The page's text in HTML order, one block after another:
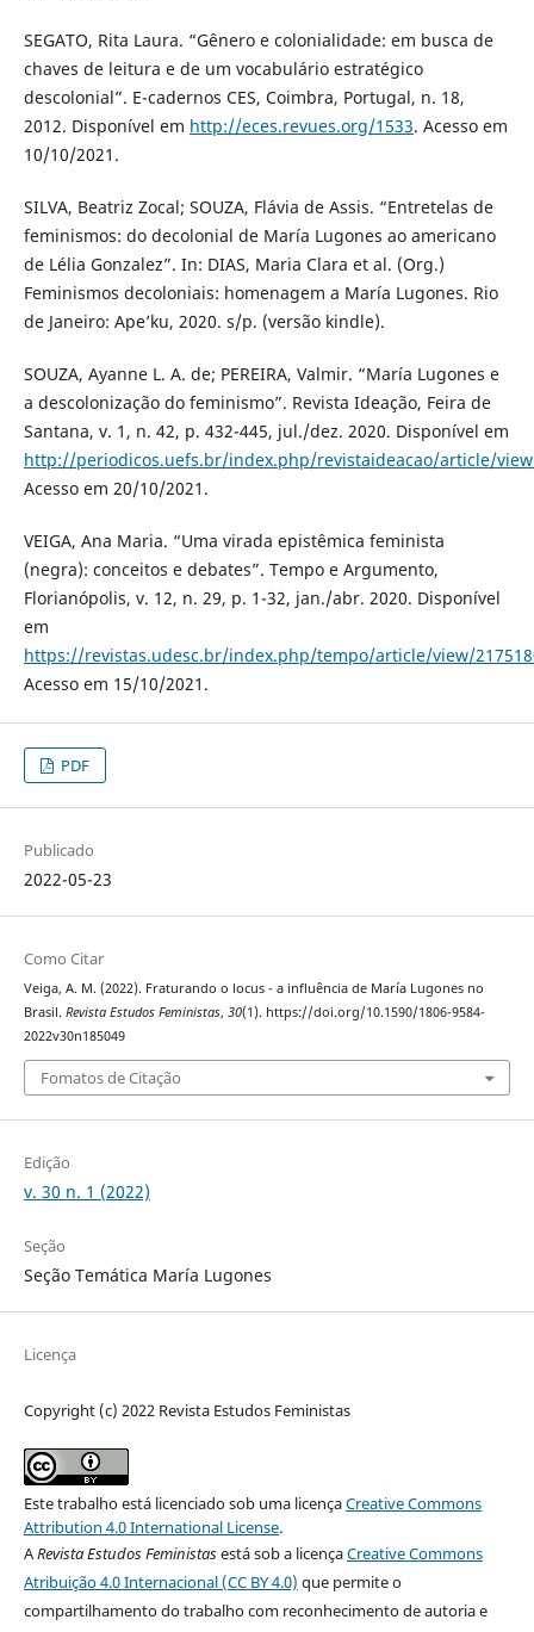
SEGATO, Rita Laura. “Gênero e colonialidade: em busca de
chaves de leitura e de um vocabulário estratégico
descolonial”. E-cadernos CES, Coimbra, Portugal, n. 18,
2012. Disponível em http://eces.revues.org/1533. Acesso em
10/10/2021.
SILVA, Beatriz Zocal; SOUZA, Flávia de Assis. “Entretelas de
feminismos: do decolonial de María Lugones ao americano
de Lélia Gonzalez”. In: DIAS, Maria Clara et al. (Org.)
Feminismos decoloniais: homenagem a María Lugones. Rio
de Janeiro: Ape’ku, 2020. s/p. (versão kindle).
SOUZA, Ayanne L. A. de; PEREIRA, Valmir. “María Lugones e
a descolonização do feminismo”. Revista Ideação, Feira de
Santana, v. 1, n. 42, p. 432-445, jul./dez. 2020. Disponível em
http://periodicos.uefs.br/index.php/revistaideacao/article/
Acesso em 20/10/2021.
VEIGA, Ana Maria. “Uma virada epistêmica feminista
(negra): conceitos e debates”. Tempo e Argumento,
Florianópolis, v. 12, n. 29, p. 1-32, jan./abr. 2020. Disponível
em
https://revistas.udesc.br/index.php/tempo/article/view/
Acesso em 15/10/2021.
PDF
Publicado
2022-05-23
Como Citar
Veiga, A. M. (2022). Fraturando o locus - a influência de María Lugones no
Brasil. Revista Estudos Feministas, 30(1). https://doi.org/10.1590/1806-9584-
2022v30n185049
Fomatos de Citação
Edição
v. 30 n. 1 (2022)
Seção
Seção Temática María Lugones
Licença
Copyright (c) 2022 Revista Estudos Feministas
Este trabalho está licenciado sob uma licençaCreative Commons
Attribution 4.0 International License.
ARevista Estudos Feministasestá sob a licençaCreative Commons
Atribuição 4.0 Internacional (CC BY 4.0) que permite o
compartilhamento do trabalho com reconhecimento de autoria e